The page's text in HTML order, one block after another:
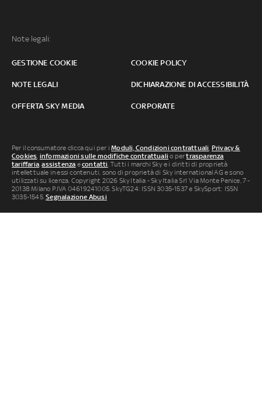
Note legali:
GESTIONE COOKIE COOKIE POLICY
NOTE LEGALI DICHIARAZIONE DI ACCESSIBILITÀ
OFFERTA SKY MEDIA CORPORATE
Per il consumatore clicca qui per iModuli, Condizioni contrattuali, Privacy &
Cookies, informazioni sulle modifiche contrattuali o pertrasparenza
tariffaria,assistenza econtatti. Tutti i marchi Sky e i diritti di proprietà
intellettuale in essi contenuti, sono di proprietà di Sky international AG e sono
utilizzati su licenza. Copyright 2026 Sky Italia - Sky Italia Srl Via Monte Penice, 7 -
20138 Milano P.IVA 04619241005. SkyTG24: ISSN 3035-1537 e SkySport: ISSN
3035-1545.Segnalazione Abusi